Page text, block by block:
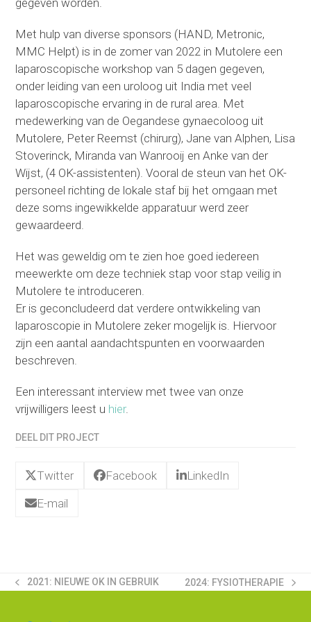
gegeven worden.
Met hulp van diverse sponsors (HAND, Metronic,
MMC Helpt) is in de zomer van 2022 in Mutolere een
laparoscopische workshop van 5 dagen gegeven,
onder leiding van een uroloog uit India met veel
laparoscopische ervaring in de rural area. Met
medewerking van de Oegandese gynaecoloog uit
Mutolere, Peter Reemst (chirurg), Jane van Alphen, Lisa
Stoverinck, Miranda van Wanrooij en Anke van der
Wijst, (4 OK-assistenten). Vooral de steun van het OK-
personeel richting de lokale staf bij het omgaan met
deze soms ingewikkelde apparatuur werd zeer
gewaardeerd.
Het was geweldig om te zien hoe goed iedereen
meewerkte om deze techniek stap voor stap veilig in
Mutolere te introduceren.
Er is geconcludeerd dat verdere ontwikkeling van
laparoscopie in Mutolere zeker mogelijk is. Hiervoor
zijn een aantal aandachtspunten en voorwaarden
beschreven.
Een interessant interview met twee van onze
vrijwilligers leest u hier.
DEEL DIT PROJECT
Twitter Facebook LinkedIn
E-mail
PREVIOUS
2021: NIEUWE OK IN GEBRUIK
NEXT
2024: FYSIOTHERAPIE